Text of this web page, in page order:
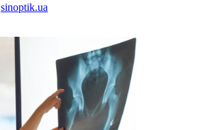
sinoptik.ua